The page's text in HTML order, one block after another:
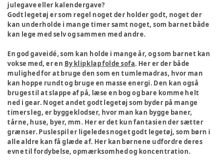
julegave eller kalendergave?
Godt legetøj er som regel noget der holder godt, noget der
kan underholde i mange timer samt noget, som barnet både
kan lege med selv og sammen med andre.
En god gaveidé, som kan holde i mange år, og som barnet kan
vokse med, er en By klipklap folde sofa. Her er der både
mulighed for at bruge den som en tumlemadras, hvor man
kan hoppe rundt og bruge en masse energi. Den kan også
bruges til at slappe af på, læse en bog og bare komme helt
ned i gear. Noget andet godt legetøj som byder på mange
timers leg, er byggeklodser, hvor man kan bygge baner,
tårne, huse, byer, mm. Her er det kun fantasien der sætter
grænser. Puslespil er ligeledes noget godt legetøj, som børn i
alle aldre kan få glæde af. Her kan børnene udfordre deres
evne til fordybelse, opmærksomhed og koncentration.